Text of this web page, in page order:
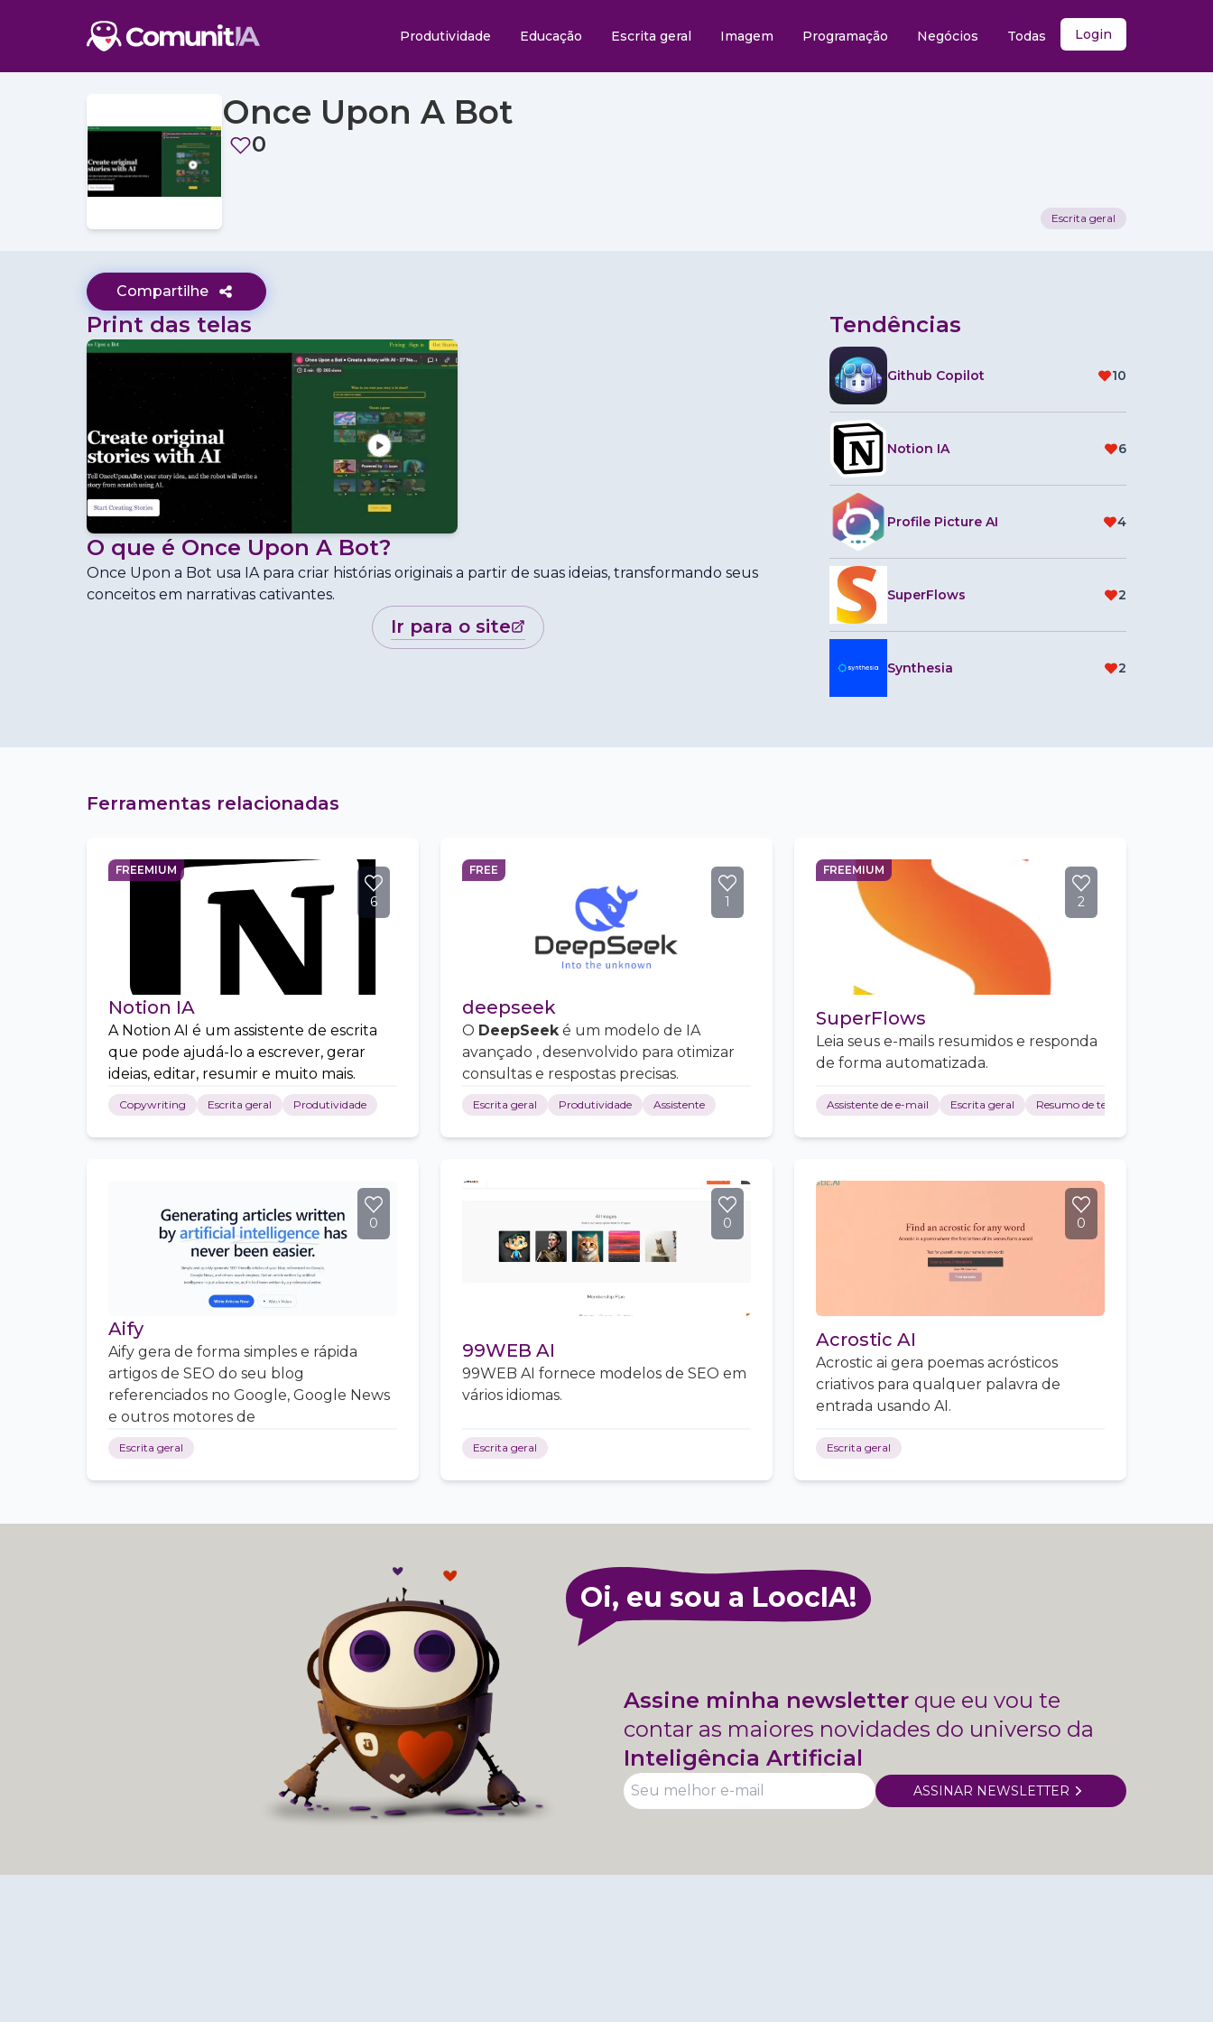
Produtividade Educação Escrita geral Imagem Programação Negócios Todas Login
Once Upon A Bot
0
Escrita geral
Compartilhe
Print das telas
O que é Once Upon A Bot?
Once Upon a Bot usa IA para criar histórias originais a partir de suas ideias, transformando seus
conceitos em narrativas cativantes.
ir para o site
Tendências
Github Copilot 10
Notion IA 6
Profile Picture AI 4
SuperFlows 2
Synthesia 2
Ferramentas relacionadas
FREEMIUM
6
Notion IA
A Notion AI é um assistente de escrita
que pode ajudá-lo a escrever, gerar
ideias, editar, resumir e muito mais.
Copywriting Escrita geral Produtividade
FREE
1
deepseek
O DeepSeeké um modelo de IA
avançado , desenvolvido para otimizar
consultas e respostas precisas.
Escrita geral Produtividade Assistente
FREEMIUM
2
SuperFlows
Leia seus e-mails resumidos e responda
de forma automatizada.
Assistente de e-mail Escrita geral Resumo de texto
0
Aify
Aify gera de forma simples e rápida
artigos de SEO do seu blog
referenciados no Google, Google News
e outros motores de
Escrita geral
0
99WEB AI
99WEB AI fornece modelos de SEO em
vários idiomas.
Escrita geral
0
Acrostic AI
Acrostic ai gera poemas acrósticos
criativos para qualquer palavra de
entrada usando AI.
Escrita geral
Oi, eu sou a LoocIA!
Assine minha newsletter que eu vou te
contar as maiores novidades do universo da
Inteligência Artificial
ASSINAR NEWSLETTER